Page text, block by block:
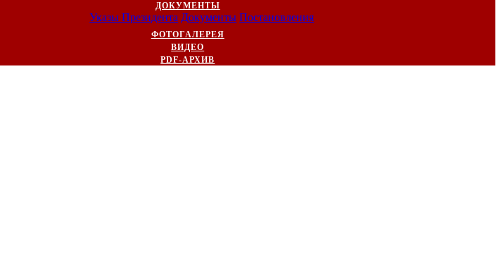
ДОКУМЕНТЫ
Указы Президента Документы Постановления
ФОТОГАЛЕРЕЯ
ВИДЕО
PDF-АРХИВ